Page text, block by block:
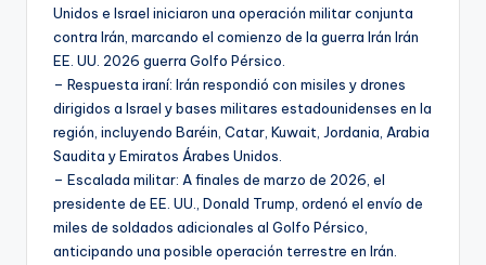
Unidos e Israel iniciaron una operación militar conjunta
contra Irán, marcando el comienzo de la guerra Irán Irán
EE. UU. 2026 guerra Golfo Pérsico.
– Respuesta iraní: Irán respondió con misiles y drones
dirigidos a Israel y bases militares estadounidenses en la
región, incluyendo Baréin, Catar, Kuwait, Jordania, Arabia
Saudita y Emiratos Árabes Unidos.
– Escalada militar: A finales de marzo de 2026, el
presidente de EE. UU., Donald Trump, ordenó el envío de
miles de soldados adicionales al Golfo Pérsico,
anticipando una posible operación terrestre en Irán.